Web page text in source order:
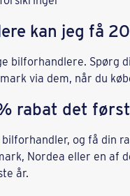
kan jeg få
bilforhandlere. Spørg
via dem, når du
rabat det
og få din
Nordea eller en af
år.